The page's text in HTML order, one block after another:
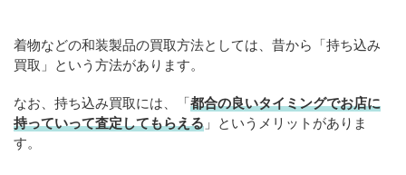
着物などの和装製品の買取方法としては、昔から「持ち込み
買取」という方法があります。
なお、持ち込み買取には、「都合の良いタイミングでお店に
持っていって査定してもらえる 」というメリットがありま
す。